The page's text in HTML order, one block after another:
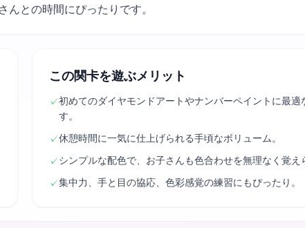
との時間にぴったりです。
この関卡を遊ぶメリット
✓初めてのダイヤモンドアートやナンバーペイントに最適
す。
✓休憩時間に一気に仕上げられる手頃なボリューム。
✓シンプルな配色で、お子さんも色合わせを無理なく覚え
✓集中力、手と目の協応、色彩感覚の練習にもぴったり。